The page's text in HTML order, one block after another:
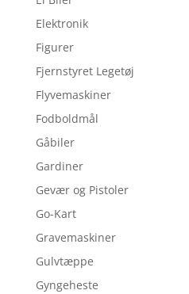
Elektronik
Figurer
Fjernstyret Legetøj
Flyvemaskiner
Fodboldmål
Gåbiler
Gardiner
Gevær og Pistoler
Go-Kart
Gravemaskiner
Gulvtæppe
Gyngeheste